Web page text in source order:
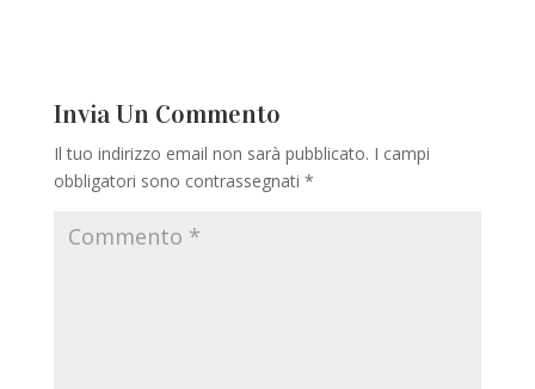
Invia Un Commento
Il tuo indirizzo email non sarà pubblicato. I campi
obbligatori sono contrassegnati *